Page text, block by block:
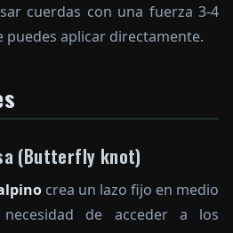
cuerdas con una fuerza 3-4
puedes aplicar directamente.
(Butterfly knot)
crea un lazo fijo en medio
de acceder a los